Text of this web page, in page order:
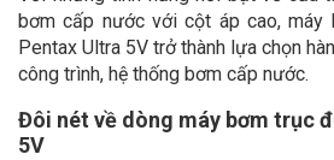
bơm cấp nước với cột áp cao,
Pentax Ultra 5V trở thành lựa chọn
công trình, hệ thống bơm cấp nước.
Đôi nét về dòng máy bơm trục
5V